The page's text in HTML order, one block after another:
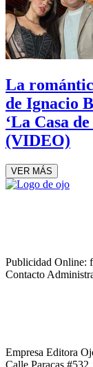
La
de Ignacio
‘La Casa
(VIDEO)
VER MÁS
Publicidad Online:
Contacto
Empresa Editora
Calle Paracas